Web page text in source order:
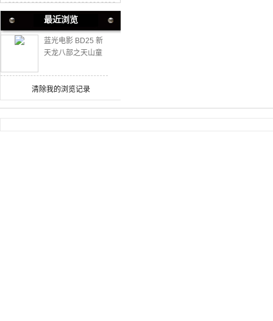
最近浏览
蓝光电影 BD25 新
天龙八部之天山童
分港产经典
清除我的浏览记录